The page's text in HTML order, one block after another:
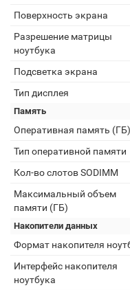
Поверхность экрана
Разрешение матрицы
ноутбука
Подсветка экрана
Тип дисплея
Память
Оперативная память (ГБ)
Тип оперативной памяти
Кол-во слотов SODIMM
Максимальный объем
памяти (ГБ)
Накопители данных
Формат накопителя
Интерфейс накопителя
ноутбука